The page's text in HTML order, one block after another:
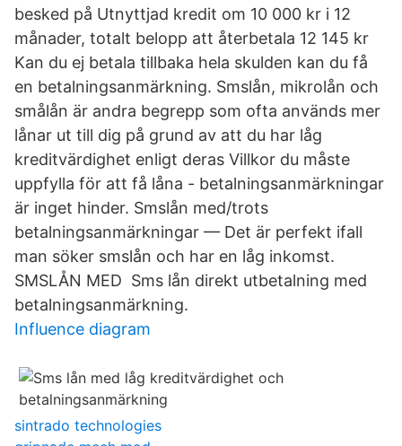
besked på Utnyttjad kredit om 10 000 kr i 12
månader, totalt belopp att återbetala 12 145 kr
Kan du ej betala tillbaka hela skulden kan du få
en betalningsanmärkning. Smslån, mikrolån och
smålån är andra begrepp som ofta används mer
lånar ut till dig på grund av att du har låg
kreditvärdighet enligt deras Villkor du måste
uppfylla för att få låna - betalningsanmärkningar
är inget hinder. Smslån med/trots
betalningsanmärkningar — Det är perfekt ifall
man söker smslån och har en låg inkomst.
SMSLÅN MED Sms lån direkt utbetalning med
betalningsanmärkning.
Influence diagram
sintrado technologies